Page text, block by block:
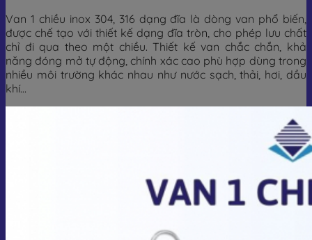
Van 1 chiều inox 304, 316 dạng đĩa là dòng van phổ biến,
được chế tạo với thiết kế dạng đĩa tròn, cho phép lưu chất
chỉ đi qua theo một chiều. Thiết kế van chắc chắn, khả
năng đóng mở tự động, chính xác cao phù hợp dùng trong
nhiều môi trường khác nhau như nước sạch, thải, hơi, dầu
khí…